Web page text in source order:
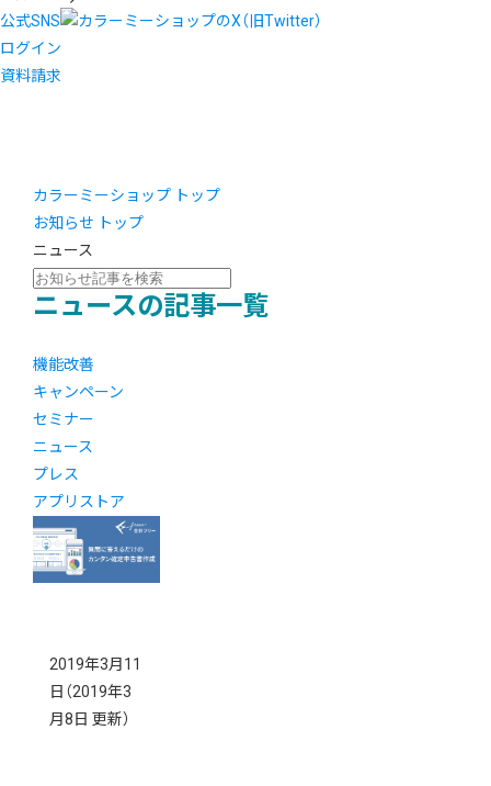
公式SNS
ログイン
資料請求
カラーミーショップ トップ
お知らせ トップ
ニュース
ニュースの記事一覧
機能改善
キャンペーン
セミナー
ニュース
プレス
アプリストア
2019年3月11
日 （2019年3
月8日 更新）